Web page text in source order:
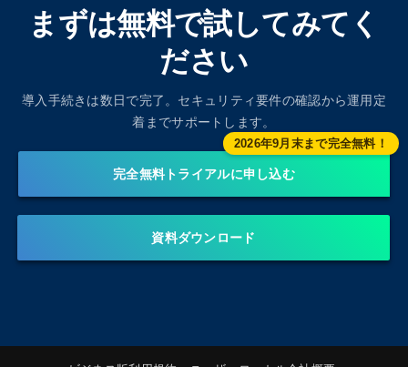
まずは無料で試してみてく
ださい
導入手続きは数日で完了。セキュリティ要件の確認から運用定
着までサポートします。
完全無料トライアルに申し込む
資料ダウンロード